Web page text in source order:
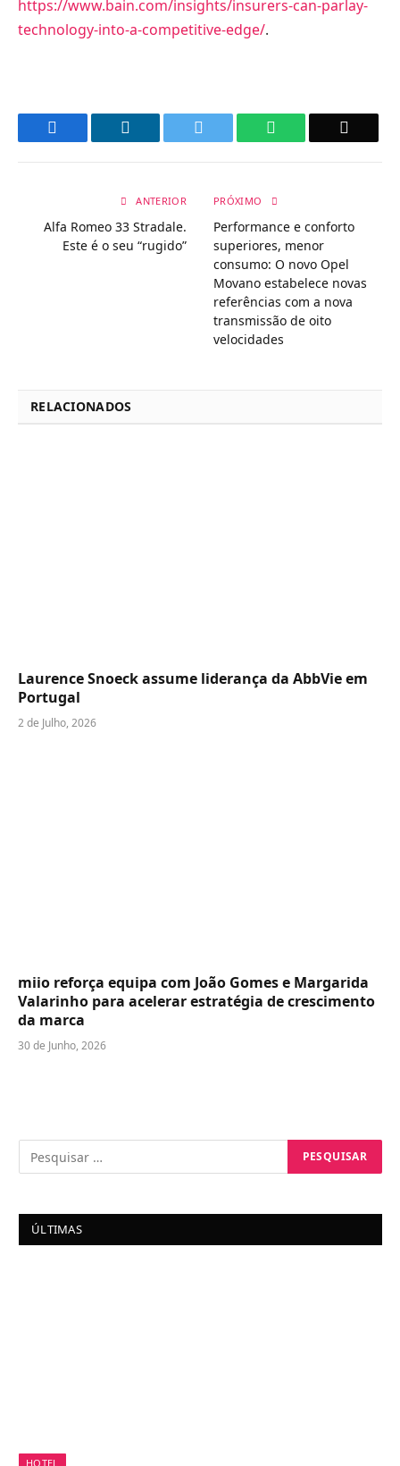
https://www.bain.com/insights/insurers-can-parlay-
technology-into-a-competitive-edge/.
WhatsApp
ANTERIOR
Alfa Romeo 33 Stradale.
Este é o seu “rugido”
PRÓXIMO
Performance e conforto
superiores, menor
consumo: O novo Opel
Movano estabelece novas
referências com a nova
transmissão de oito
velocidades
RELACIONADOS
Laurence Snoeck assume liderança da AbbVie em
Portugal
2 de Julho, 2026
miio reforça equipa com João Gomes e Margarida
Valarinho para acelerar estratégia de crescimento
da marca
30 de Junho, 2026
ÚLTIMAS
HOTEL